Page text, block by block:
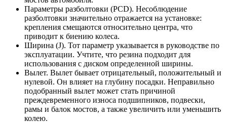
Параметры разболтовки (PCD). Несоблюдение
разболтовки значительно отражается на установке:
крепления смещаются относительно центра, что
приводит к биению колеса.
Ширина (J). Тот параметр указывается в руководстве по
эксплуатации. Учтите, что резина подходит для
использования с диском определенной ширины.
Вылет. Вылет бывает отрицательный, положительный и
нулевой. Он влияет на глубину посадки. Неправильно
подобранный вылет может стать причиной
преждевременного износа подшипников, подвески,
рамы и балок мостов, а также увеличить или уменьшить
колею.